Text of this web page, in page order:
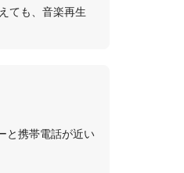
ても、音楽再生
と携帯電話が近い